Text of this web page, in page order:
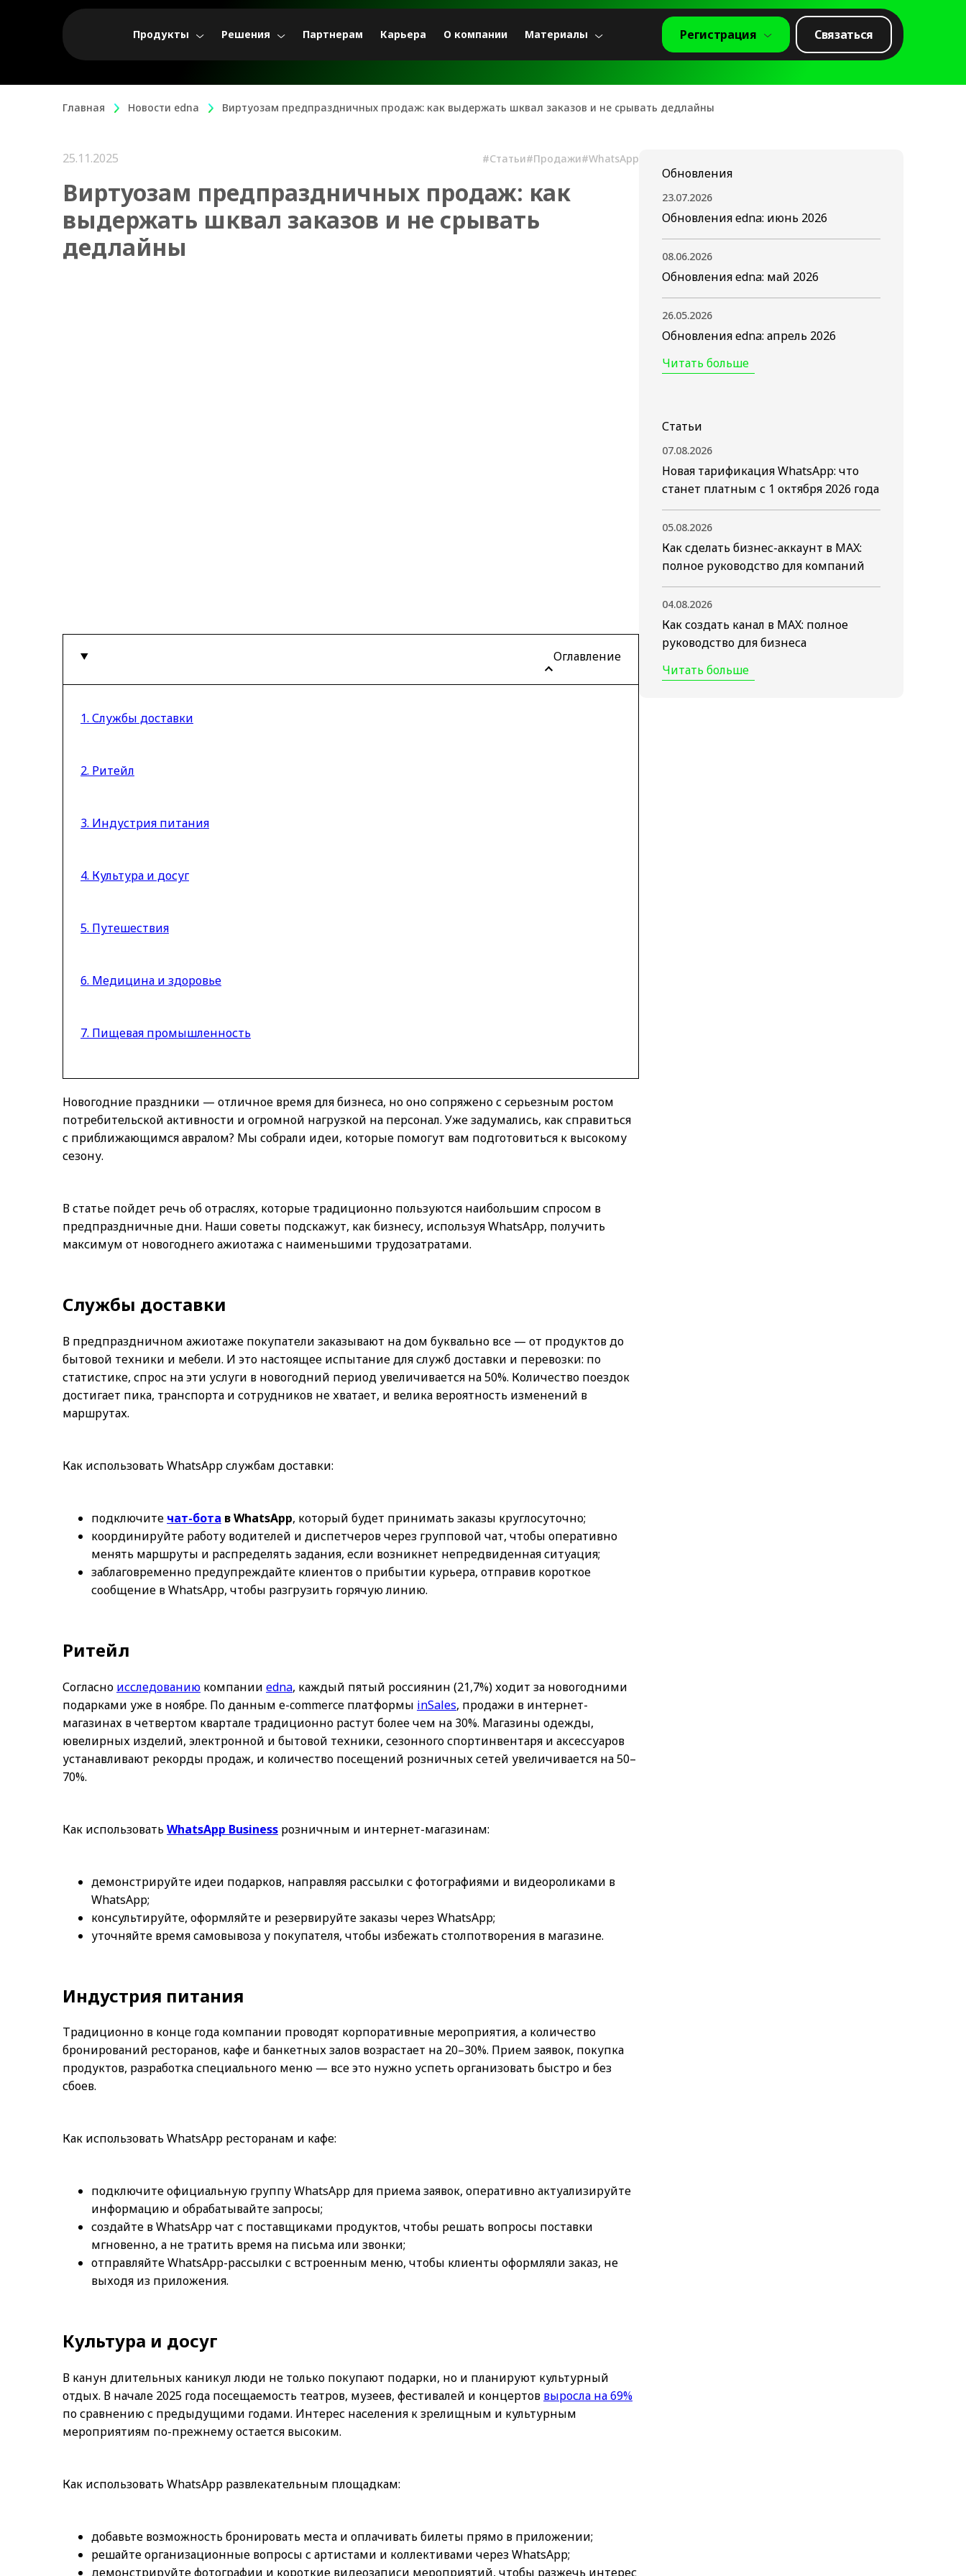
Продукты Решения Партнерам Карьера О компании Материалы Регистрация Связаться
Главная Новости edna Виртуозам предпраздничных продаж: как выдержать шквал заказов и не срывать дедлайны
25.11.2025 #Статьи#Продажи#WhatsApp
Виртуозам предпраздничных продаж: как
выдержать шквал заказов и не срывать
дедлайны
Оглавление
1. Службы доставки
2. Ритейл
3. Индустрия питания
4. Культура и досуг
5. Путешествия
6. Медицина и здоровье
7. Пищевая промышленность
Новогодние праздники — отличное время для бизнеса, но оно сопряжено с серьезным ростом
потребительской активности и огромной нагрузкой на персонал. Уже задумались, как справиться
с приближающимся авралом? Мы собрали идеи, которые помогут вам подготовиться к высокому
сезону.
В статье пойдет речь об отраслях, которые традиционно пользуются наибольшим спросом в
предпраздничные дни. Наши советы подскажут, как бизнесу, используя WhatsApp, получить
максимум от новогоднего ажиотажа с наименьшими трудозатратами.
Службы доставки
В предпраздничном ажиотаже покупатели заказывают на дом буквально все — от продуктов до
бытовой техники и мебели. И это настоящее испытание для служб доставки и перевозки: по
статистике, спрос на эти услуги в новогодний период увеличивается на 50%. Количество поездок
достигает пика, транспорта и сотрудников не хватает, и велика вероятность изменений в
маршрутах.
Как использовать WhatsApp службам доставки:
подключите чат-бота в WhatsApp, который будет принимать заказы круглосуточно;
координируйте работу водителей и диспетчеров через групповой чат, чтобы оперативно
менять маршруты и распределять задания, если возникнет непредвиденная ситуация;
заблаговременно предупреждайте клиентов о прибытии курьера, отправив короткое
сообщение в WhatsApp, чтобы разгрузить горячую линию.
Ритейл
Согласно исследованию компании edna, каждый пятый россиянин (21,7%) ходит за новогодними
подарками уже в ноябре. По данным e-commerce платформы inSales, продажи в интернет-
магазинах в четвертом квартале традиционно растут более чем на 30%. Магазины одежды,
ювелирных изделий, электронной и бытовой техники, сезонного спортинвентаря и аксессуаров
устанавливают рекорды продаж, и количество посещений розничных сетей увеличивается на 50–
70%.
Как использовать WhatsApp Business розничным и интернет-магазинам:
демонстрируйте идеи подарков, направляя рассылки с фотографиями и видеороликами в
WhatsApp;
консультируйте, оформляйте и резервируйте заказы через WhatsApp;
уточняйте время самовывоза у покупателя, чтобы избежать столпотворения в магазине.
Индустрия питания
Традиционно в конце года компании проводят корпоративные мероприятия, а количество
бронирований ресторанов, кафе и банкетных залов возрастает на 20–30%. Прием заявок, покупка
продуктов, разработка специального меню — все это нужно успеть организовать быстро и без
сбоев.
Как использовать WhatsApp ресторанам и кафе:
подключите официальную группу WhatsApp для приема заявок, оперативно актуализируйте
информацию и обрабатывайте запросы;
создайте в WhatsApp чат с поставщиками продуктов, чтобы решать вопросы поставки
мгновенно, а не тратить время на письма или звонки;
отправляйте WhatsApp-рассылки с встроенным меню, чтобы клиенты оформляли заказ, не
выходя из приложения.
Культура и досуг
В канун длительных каникул люди не только покупают подарки, но и планируют культурный
отдых. В начале 2025 года посещаемость театров, музеев, фестивалей и концертов выросла на 69%
по сравнению с предыдущими годами. Интерес населения к зрелищным и культурным
мероприятиям по-прежнему остается высоким.
Как использовать WhatsApp развлекательным площадкам:
добавьте возможность бронировать места и оплачивать билеты прямо в приложении;
решайте организационные вопросы с артистами и коллективами через WhatsApp;
демонстрируйте фотографии и короткие видеозаписи мероприятий, чтобы разжечь интерес
Обновления
23.07.2026
Обновления edna: июнь 2026
08.06.2026
Обновления edna: май 2026
26.05.2026
Обновления edna: апрель 2026
Читать больше
Статьи
07.08.2026
Новая тарификация WhatsApp: что
станет платным с 1 октября 2026 года
05.08.2026
Как сделать бизнес-аккаунт в MAX:
полное руководство для компаний
04.08.2026
Как создать канал в MAX: полное
руководство для бизнеса
Читать больше